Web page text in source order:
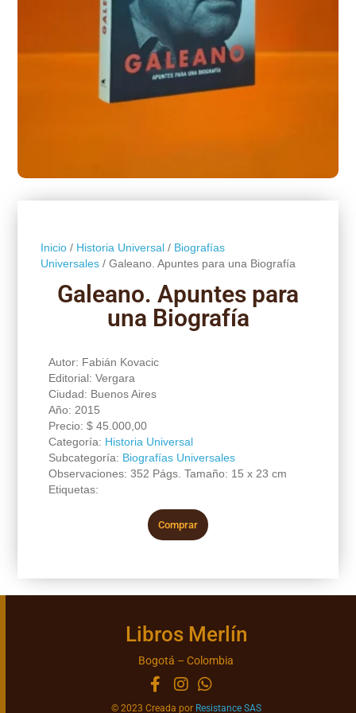
Inicio/ Historia Universal/ Biografías
Universales/ Galeano. Apuntes para una Biografía
Galeano. Apuntes para
una Biografía
Autor: Fabián Kovacic
Editorial: Vergara
Ciudad: Buenos Aires
Año: 2015
Precio: $45.000,00
Categoría: Historia Universal
Subcategoría: Biografías Universales
Observaciones: 352 Págs. Tamaño: 15 x 23 cm
Etiquetas:
Comprar
Libros Merlín
Bogotá – Colombia
© 2023 Creada por Resistance SAS